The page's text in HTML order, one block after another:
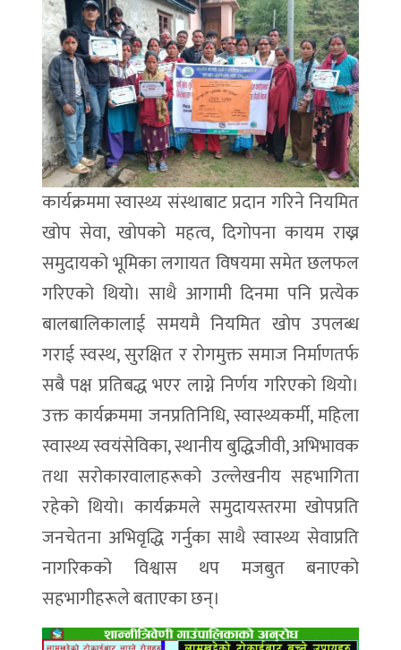
कार्यक्रममा स्वास्थ्य संस्थाबाट प्रदान गरिने नियमित
खोप सेवा, खोपको महत्व, दिगोपना कायम राख्न
समुदायको भूमिका लगायत विषयमा समेत छलफल
गरिएको थियो। साथै आगामी दिनमा पनि प्रत्येक
बालबालिकालाई समयमै नियमित खोप उपलब्ध
गराई स्वस्थ, सुरक्षित र रोगमुक्त समाज निर्माणतर्फ
सबै पक्ष प्रतिबद्ध भएर लाग्ने निर्णय गरिएको थियो।
उक्त कार्यक्रममा जनप्रतिनिधि, स्वास्थ्यकर्मी, महिला
स्वास्थ्य स्वयंसेविका, स्थानीय बुद्धिजीवी, अभिभावक
तथा सरोकारवालाहरूको उल्लेखनीय सहभागिता
रहेको थियो। कार्यक्रमले समुदायस्तरमा खोपप्रति
जनचेतना अभिवृद्धि गर्नुका साथै स्वास्थ्य सेवाप्रति
नागरिकको विश्वास थप मजबुत बनाएको
सहभागीहरूले बताएका छन्।